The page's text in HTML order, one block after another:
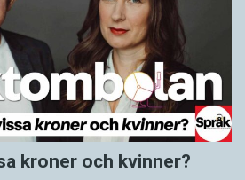
kroner och kvinner?